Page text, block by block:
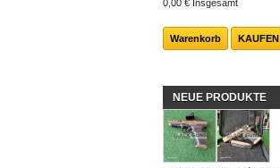
0,00 € Insgesamt
Warenkorb KAUFEN
NEUE PRODUKTE